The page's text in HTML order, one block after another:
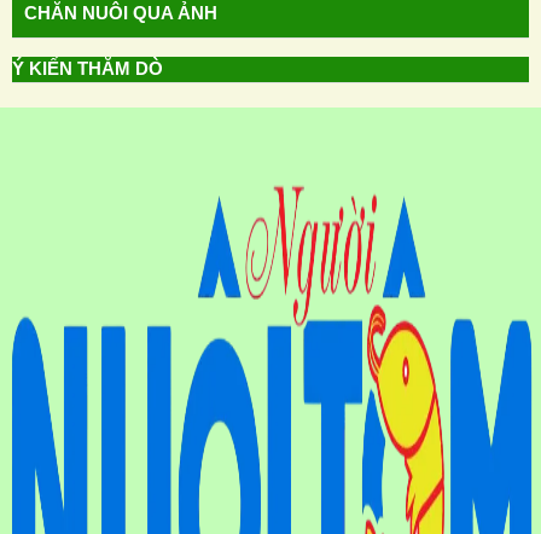
CHĂN NUÔI QUA ẢNH
Ý KIẾN THĂM DÒ